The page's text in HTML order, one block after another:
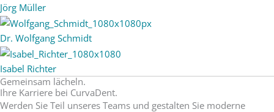
Jörg Müller
Dr. Wolfgang Schmidt
Isabel Richter
Gemeinsam lächeln.
Ihre Karriere bei CurvaDent.
Werden Sie Teil unseres Teams und gestalten Sie moderne